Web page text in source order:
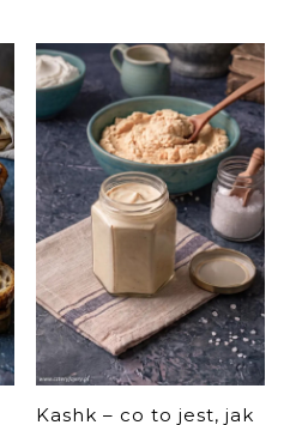
Kashk – co to jest, jak